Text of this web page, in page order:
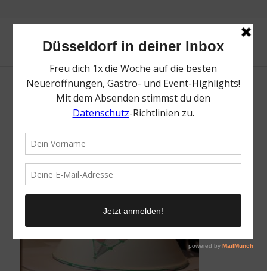
Manufattura | 5 Orte der Kreativität in